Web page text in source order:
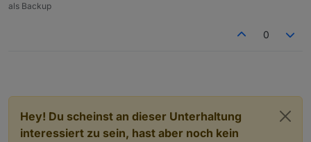
als Backup
0
Hey! Du scheinst an dieser Unterhaltung
interessiert zu sein, hast aber noch kein